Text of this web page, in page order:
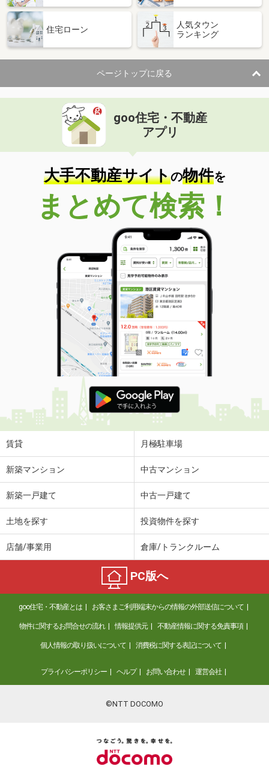
住宅ローン
人気タウン
ランキング
ページトップに戻る
goo住宅・不動産
アプリ
大手不動産サイトの物件を
まとめて検索！
賃貸 月極駐車場
新築マンション 中古マンション
新築一戸建て 中古一戸建て
土地を探す 投資物件を探す
店舗/事業用 倉庫/トランクルーム
PC版へ
goo住宅・不動産とは お客さまご利用端末からの情報の外部送信について
物件に関するお問合せの流れ 情報提供元 不動産情報に関する免責事項
個人情報の取り扱いについて 消費税に関する表記について
プライバシーポリシー ヘルプ お問い合わせ 運営会社
©NTT DOCOMO